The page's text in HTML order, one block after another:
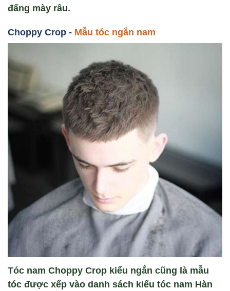
đấng mày râu.
Choppy Crop - Mẫu tóc ngắn nam
Tóc nam Choppy Crop kiểu ngắn cũng là mẫu
tóc được xếp vào danh sách kiểu tóc nam Hàn